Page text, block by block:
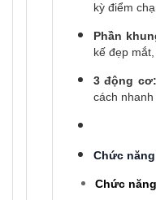
kỳ điểm
Phần
kế đẹp
3 động cơ:
cách
Chức
Chức